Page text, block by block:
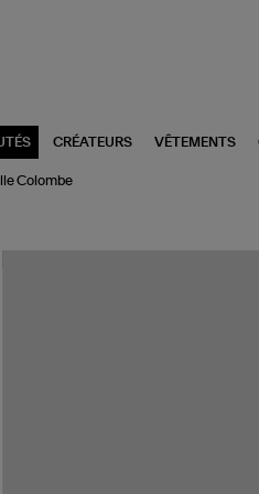
CRÉATEURS VÊTEMENTS
Colombe